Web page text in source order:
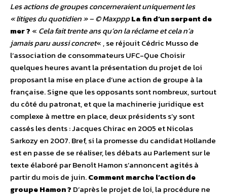
Les actions de groupes concerneraient uniquement les
« litiges du quotidien » – © MaxpppLa fin d’un serpent de
mer ? « Cela fait trente ans qu’on la réclame et cela n’a
jamais paru aussi concret« , se réjouit Cédric Musso de
l’association de consommateurs UFC-Que Choisir
quelques heures avant la présentation du projet de loi
proposant la mise en place d’une action de groupe à la
française. Signe que les opposants sont nombreux, surtout
du côté du patronat, et que la machinerie juridique est
complexe à mettre en place, deux présidents s’y sont
cassés les dents : Jacques Chirac en 2005 et Nicolas
Sarkozy en 2007. Bref, si la promesse du candidat Hollande
est en passe de se réaliser, les débats au Parlement sur le
texte élaboré par Benoît Hamon s’annoncent agités à
partir du mois de juin.Comment marche l’action de
groupe Hamon ? D’après le projet de loi, la procédure ne